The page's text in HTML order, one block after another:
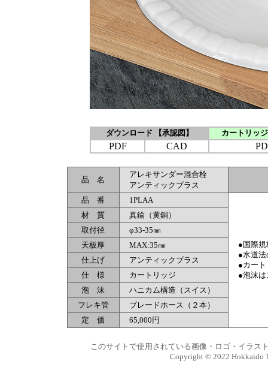
ダウンロード 【承認図】 カートリッ
PDF CAD
品 名
アレキサンダー混合栓
アンティックブラス
品 番
1PLAA
●国際規
●水道法
●カート
●泡沫は
材 質
真鍮（黄銅）
取付径
φ33-35㎜
天板厚
MAX:35㎜
仕上げ
アンティックブラス
仕 様
カートリッジ
泡 沫
ハニカム構造（スイス）
フレキ管
ブレードホース（２本）
定 価
65,000円
このサイトで使用されている画像・ロゴ・イラス
Copyright © 2022 Hokkaido